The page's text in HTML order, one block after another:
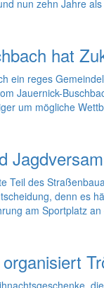
nun zehn Jahre
hat
ein reges
Jauernick-
um mögliche
Teil des
denn es
am Sportplatz